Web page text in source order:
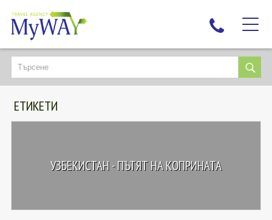
НАЙ-ТЪРСЕНИ
ДЕСТИНАЦИИ
ЕКЗОТИЧНИ ПОЧИВКИ
НОВА ГОДИНА
ЛЮБОПИТНО
ЕТИКЕТИ
УЗБЕКИСТАН - ПЪТЯТ НА КОПРИНАТА